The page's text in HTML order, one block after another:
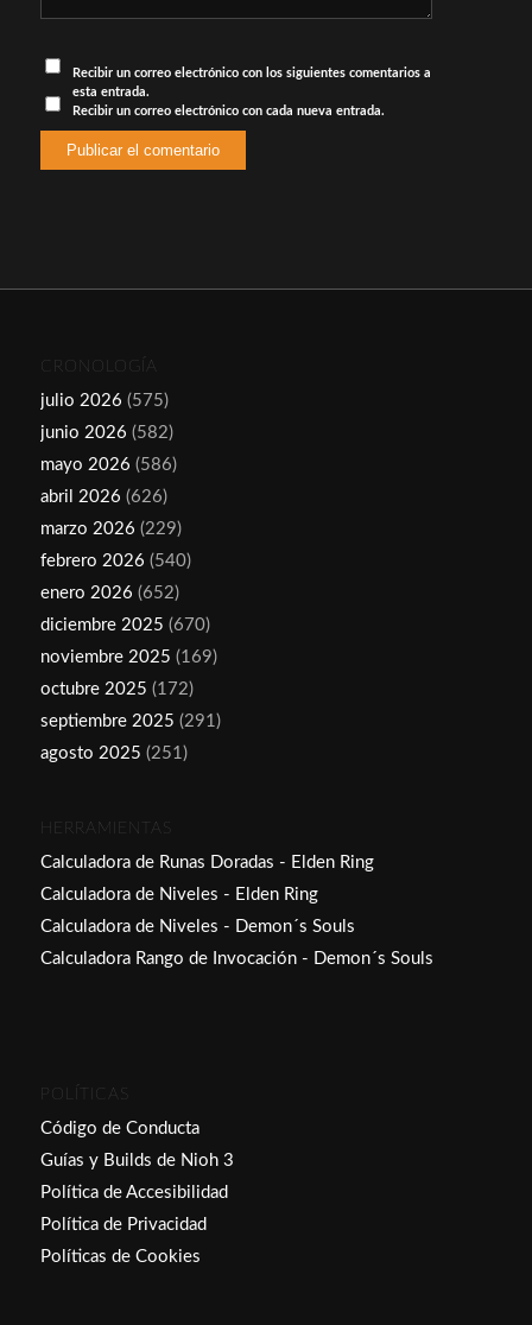
Recibir un correo electrónico con los siguientes comentarios a
esta entrada.
Recibir un correo electrónico con cada nueva entrada.
CRONOLOGÍA
julio 2026 (575)
junio 2026 (582)
mayo 2026 (586)
abril 2026 (626)
marzo 2026 (229)
febrero 2026 (540)
enero 2026 (652)
diciembre 2025 (670)
noviembre 2025 (169)
octubre 2025 (172)
septiembre 2025 (291)
agosto 2025 (251)
HERRAMIENTAS
Calculadora de Runas Doradas - Elden Ring
Calculadora de Niveles - Elden Ring
Calculadora de Niveles - Demon´s Souls
Calculadora Rango de Invocación - Demon´s Souls
POLÍTICAS
Código de Conducta
Guías y Builds de Nioh 3
Política de Accesibilidad
Política de Privacidad
Políticas de Cookies